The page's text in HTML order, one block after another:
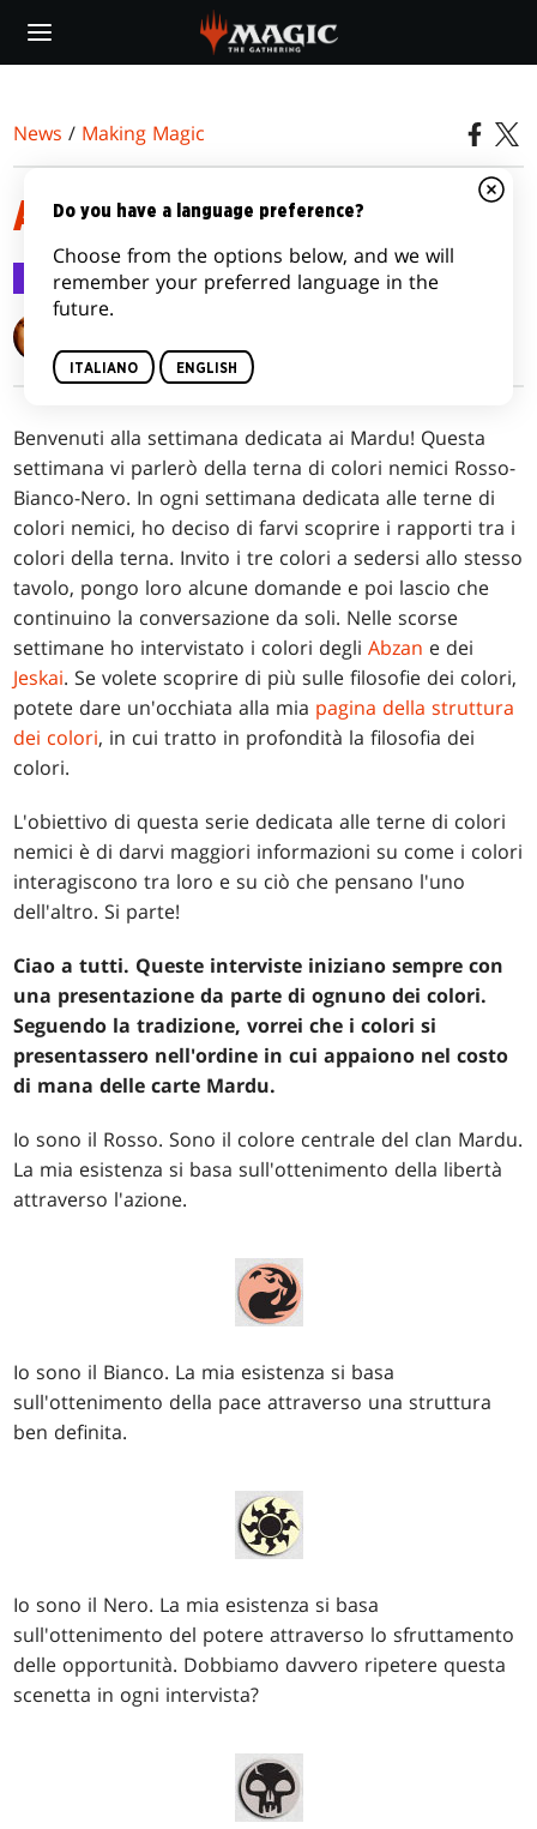
main
News / Making Magic
ARRIVARE PER PRIMI
Making Magic 18 nov 2014
Benvenuti alla settimana dedicata ai Mardu! Questa
settimana vi parlerò della terna di colori nemici Rosso-
Bianco-Nero. In ogni settimana dedicata alle terne di
colori nemici, ho deciso di farvi scoprire i rapporti tra i
colori della terna. Invito i tre colori a sedersi allo stesso
tavolo, pongo loro alcune domande e poi lascio che
continuino la conversazione da soli. Nelle scorse
settimane ho intervistato i colori degliAbzan e dei
Jeskai. Se volete scoprire di più sulle filosofie dei colori,
potete dare un'occhiata alla mia pagina della struttura
dei colori, in cui tratto in profondità la filosofia dei
colori.
L'obiettivo di questa serie dedicata alle terne di colori
nemici è di darvi maggiori informazioni su come i colori
interagiscono tra loro e su ciò che pensano l'uno
dell'altro. Si parte!
Ciao a tutti. Queste interviste iniziano sempre con
una presentazione da parte di ognuno dei colori.
Seguendo la tradizione, vorrei che i colori si
presentassero nell'ordine in cui appaiono nel costo
di mana delle carte Mardu.
Io sono il Rosso. Sono il colore centrale del clan Mardu.
La mia esistenza si basa sull'ottenimento della libertà
attraverso l'azione.
Io sono il Bianco. La mia esistenza si basa
sull'ottenimento della pace attraverso una struttura
ben definita.
Io sono il Nero. La mia esistenza si basa
sull'ottenimento del potere attraverso lo sfruttamento
delle opportunità. Dobbiamo davvero ripetere questa
scenetta in ogni intervista?
Do you have a language preference?
Choose from the options below, and we will
remember your preferred language in the
future.
ITALIANO ENGLISH